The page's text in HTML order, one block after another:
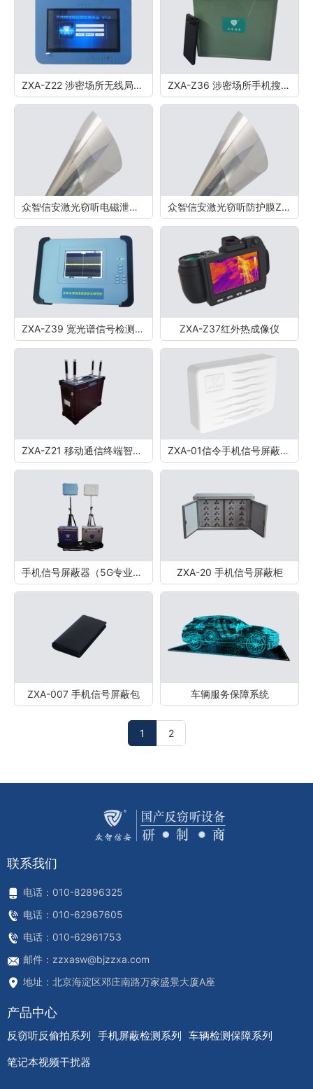
ZXA-Z22 涉密场所无线局域网辅助检测系统 ZXA-Z36 涉密场所手机搜寻设备
众智信安激光窃听电磁泄漏防护膜Z03 众智信安激光窃听防护膜Z02
ZXA-Z39 宽光谱信号检测系统 ZXA-Z37红外热成像仪
ZXA-Z21 移动通信终端智能管控系统 ZXA-01信令手机信号屏蔽器（5G）
手机信号屏蔽器（5G专业型） ZXA-20 手机信号屏蔽柜
ZXA-007 手机信号屏蔽包 车辆服务保障系统
1 2
联系我们
电话：010-82896325
电话：010-62967605
电话：010-62961753
邮件：zzxasw@bjzzxa.com
地址：北京海淀区邓庄南路万家盛景大厦A座
产品中心
反窃听反偷拍系列 手机屏蔽检测系列 车辆检测保障系列
笔记本视频干扰器